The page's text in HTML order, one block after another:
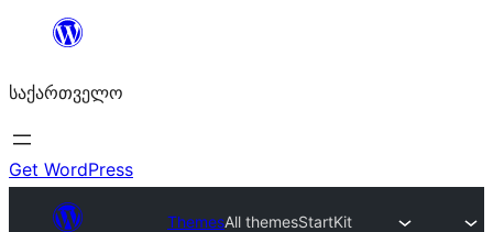
შიგთავსზე
საქართველო
Get WordPress
ThemesAll themesStartKit